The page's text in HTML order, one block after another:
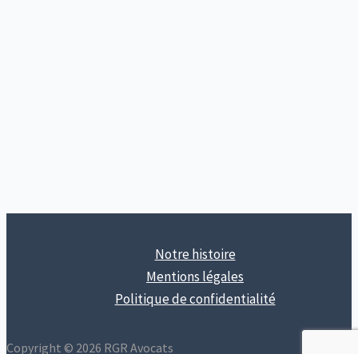
Notre histoire
Mentions légales
Politique de confidentialité
Copyright © 2026 RGR Avocats